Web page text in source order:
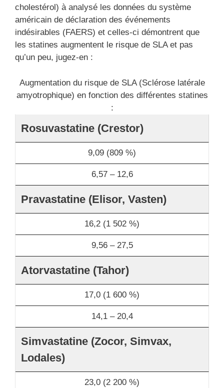
cholestérol) à analysé les données du système
américain de déclaration des événements
indésirables (FAERS) et celles-ci démontrent que
les statines augmentent le risque de SLA et pas
qu’un peu, jugez-en :
Augmentation du risque de SLA (Sclérose latérale
amyotrophique) en fonction des différentes statines
:
Rosuvastatine (Crestor)
9,09 (809 %)
6,57 – 12,6
Pravastatine (Elisor, Vasten)
16,2 (1 502 %)
9,56 – 27,5
Atorvastatine (Tahor)
17,0 (1 600 %)
14,1 – 20,4
Simvastatine (Zocor, Simvax,
Lodales)
23,0 (2 200 %)